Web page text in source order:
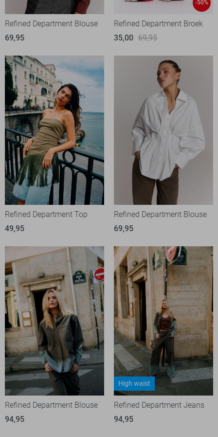
Refined Department Blouse
69,95
-50%
Refined Department Broek
35,00 69,95
Refined Department Top
49,95
Refined Department Blouse
69,95
Refined Department Blouse
94,95
High waist
Refined Department Jeans
94,95